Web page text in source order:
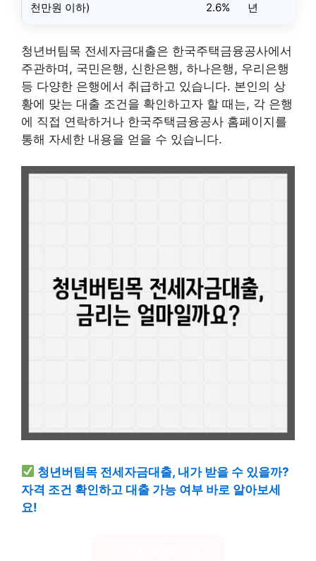
천만원 이하) 2.6% 년
청년버팀목 전세자금대출은 한국주택금융공사에서
주관하며, 국민은행, 신한은행, 하나은행, 우리은행
등 다양한 은행에서 취급하고 있습니다. 본인의 상
황에 맞는 대출 조건을 확인하고자 할 때는, 각 은행
에 직접 연락하거나 한국주택금융공사 홈페이지를
통해 자세한 내용을 얻을 수 있습니다.
청년버팀목 전세자금대출, 내가 받을 수 있을까?
자격 조건 확인하고 대출 가능 여부 바로 알아보세
요!